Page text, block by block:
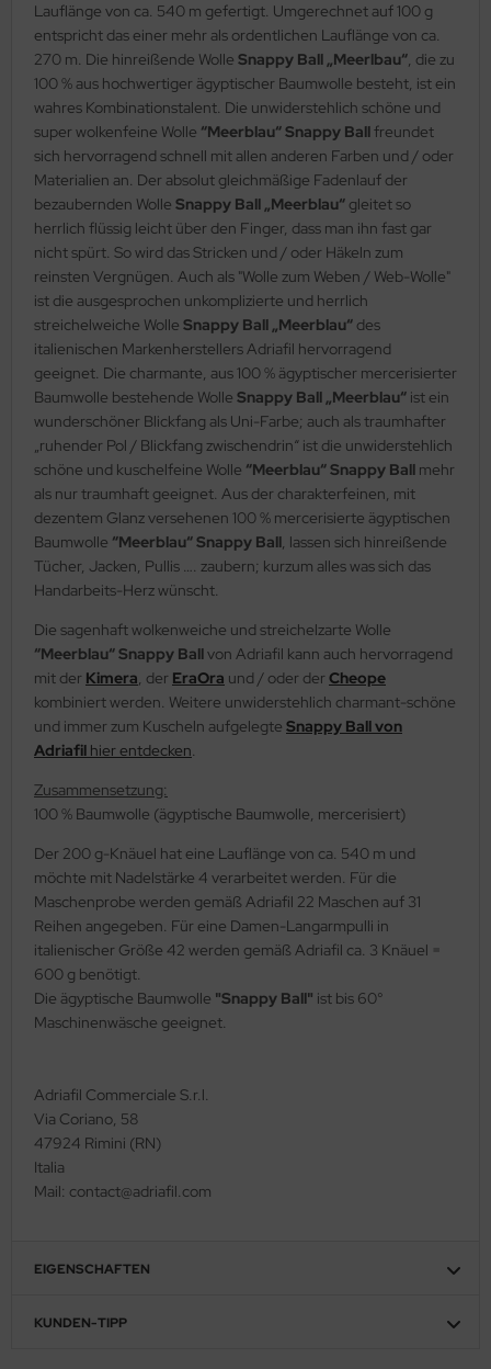
Lauflänge von ca. 540 m gefertigt. Umgerechnet auf 100 g
entspricht das einer mehr als ordentlichen Lauflänge von ca.
270 m. Die hinreißende Wolle Snappy Ball „Meerlbau“, die zu
100 % aus hochwertiger ägyptischer Baumwolle besteht, ist ein
wahres Kombinationstalent. Die unwiderstehlich schöne und
super wolkenfeine Wolle “Meerblau“ Snappy Ballfreundet
sich hervorragend schnell mit allen anderen Farben und / oder
Materialien an. Der absolut gleichmäßige Fadenlauf der
bezaubernden Wolle Snappy Ball „Meerblau“ gleitet so
herrlich flüssig leicht über den Finger, dass man ihn fast gar
nicht spürt. So wird das Stricken und / oder Häkeln zum
reinsten Vergnügen. Auch als "Wolle zum Weben / Web-Wolle"
ist die ausgesprochen unkomplizierte und herrlich
streichelweiche Wolle Snappy Ball „Meerblau“ des
italienischen Markenherstellers Adriafil hervorragend
geeignet. Die charmante, aus 100 % ägyptischer mercerisierter
Baumwolle bestehende Wolle Snappy Ball „Meerblau“ ist ein
wunderschöner Blickfang als Uni-Farbe; auch als traumhafter
„ruhender Pol / Blickfang zwischendrin“ ist die unwiderstehlich
schöne und kuschelfeine Wolle “Meerblau“ Snappy Ball mehr
als nur traumhaft geeignet. Aus der charakterfeinen, mit
dezentem Glanz versehenen 100 % mercerisierte ägyptischen
Baumwolle “Meerblau“ Snappy Ball, lassen sich hinreißende
Tücher, Jacken, Pullis …. zaubern; kurzum alles was sich das
Handarbeits-Herz wünscht.
Die sagenhaft wolkenweiche und streichelzarte Wolle
“Meerblau“ Snappy Ballvon Adriafil kann auch hervorragend
mit der Kimera, der EraOra und / oder der Cheope
kombiniert werden. Weitere unwiderstehlich charmant-schöne
und immer zum Kuscheln aufgelegte Snappy Ball von
Adriafil hier entdecken.
Zusammensetzung:
100 % Baumwolle (ägyptische Baumwolle, mercerisiert)
Der 200 g-Knäuel hat eine Lauflänge von ca. 540 m und
möchte mit Nadelstärke 4 verarbeitet werden. Für die
Maschenprobe werden gemäß Adriafil 22 Maschen auf 31
Reihen angegeben. Für eine Damen-Langarmpulli in
italienischer Größe 42 werden gemäß Adriafil ca. 3 Knäuel =
600 g benötigt.
Die ägyptische Baumwolle "Snappy Ball" ist bis 60°
Maschinenwäsche geeignet.
Adriafil Commerciale S.r.l.
Via Coriano, 58
47924 Rimini (RN)
Italia
Mail: contact@adriafil.com
EIGENSCHAFTEN
KUNDEN-TIPP